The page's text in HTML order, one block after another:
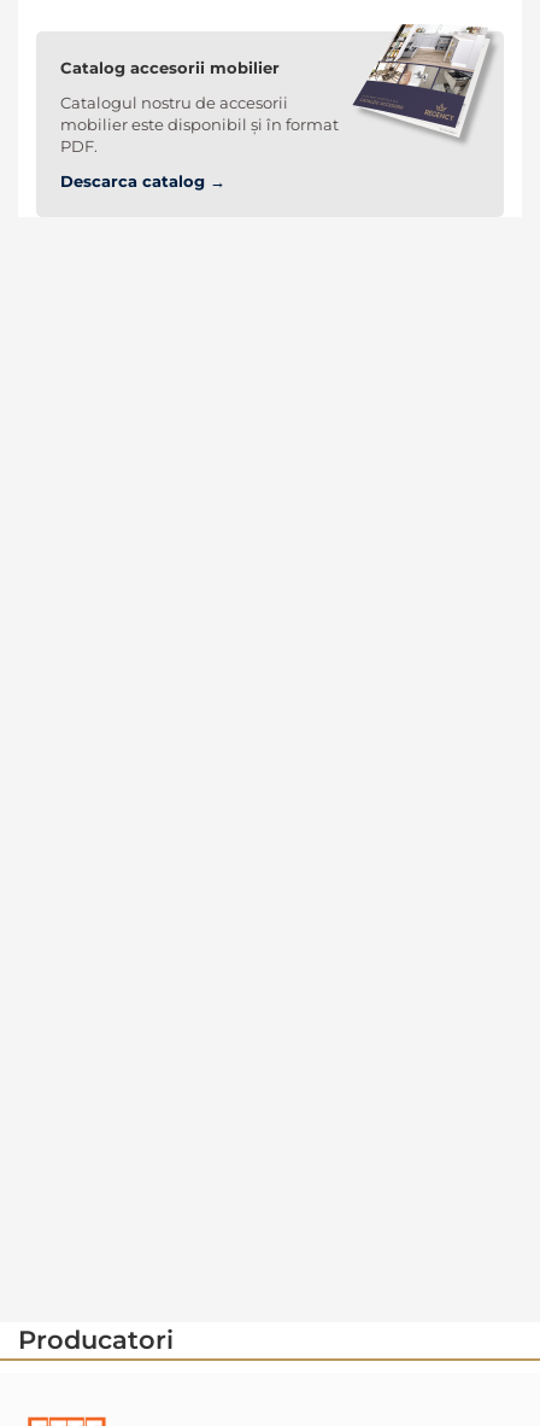
Catalog accesorii mobilier
Catalogul nostru de accesorii
mobilier este disponibil și în format
PDF.
Descarca catalog →
Producatori